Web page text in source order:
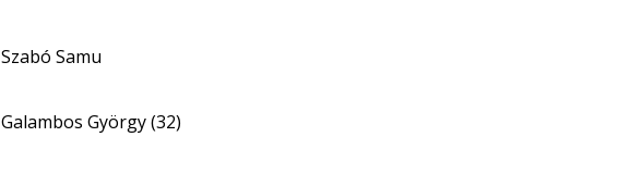
Szabó Samu
Galambos György (32)